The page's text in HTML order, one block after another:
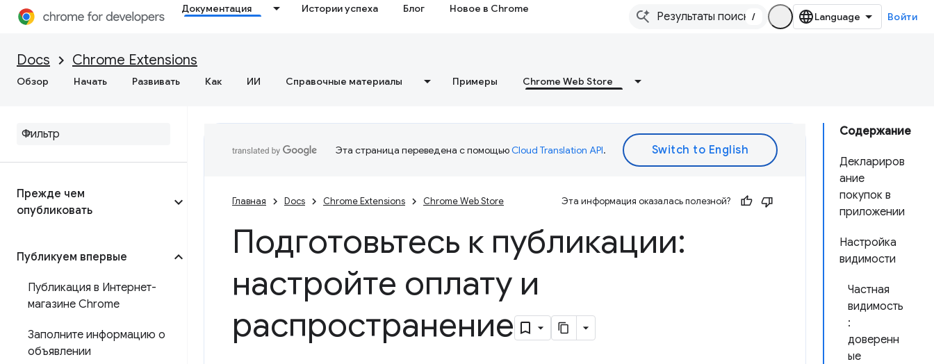
Документация Истории успеха Блог Новое в Chrome
/ Войти
Docs Chrome Extensions
Обзор Начать Развивать Как ИИ Справочные материалы Примеры Chrome Web Store
Прежде чем
опубликовать
Публикуем впервые
Публикация в Интернет-
магазине Chrome
Заполните информацию о
объявлении
Содержание
Деклариров
ание
покупок в
приложении
Настройка
видимости
Частная
видимость
:
доверенн
ые
Эта страница переведена с помощьюCloud Translation API.
Главная Docs Chrome Extensions Chrome Web Store Эта информация оказалась полезной?
Подготовьтесь к публикации:
настройте оплату и
распространение